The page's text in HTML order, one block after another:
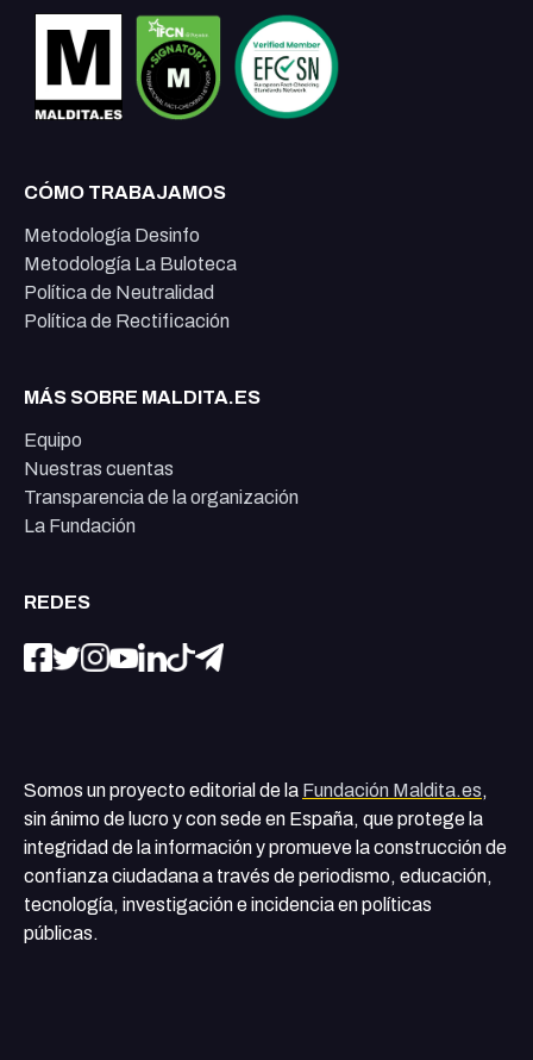
CÓMO TRABAJAMOS
Metodología Desinfo
Metodología La Buloteca
Política de Neutralidad
Política de Rectificación
MÁS SOBRE MALDITA.ES
Equipo
Nuestras cuentas
Transparencia de la organización
La Fundación
REDES
Somos un proyecto editorial de la Fundación Maldita.es,
sin ánimo de lucro y con sede en España, que protege la
integridad de la información y promueve la construcción de
confianza ciudadana a través de periodismo, educación,
tecnología, investigación e incidencia en políticas
públicas.